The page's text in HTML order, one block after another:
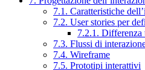
7.1. Caratteristiche
7.2. User stories per
7.2.1. Differenza
7.3. Flussi di
7.4. Wireframe
7.5. Prototipi interattivi